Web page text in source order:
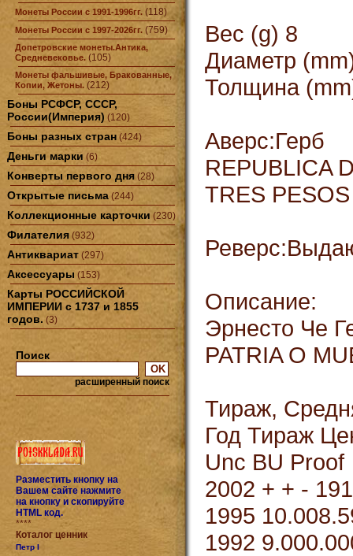
Монеты России с 1991-1996гг. (118)
Монеты России с 1997-2026гг. (759)
Допетровские монеты.Антика,
Средневековье. (105)
Монеты фальшивые, Бракованные,
Копии, Жетоны. (212)
Боны РСФСР, СССР,
России(Империя) (120)
Боны разных стран (424)
Деньги марки (6)
Конверты первого дня (28)
Открытые письма (244)
Коллекционные карточки (230)
Филателия (932)
Антиквариат (297)
Аксессуары (153)
Карты РОССИЙСКОЙ
ИМПЕРИИ с 1737 и 1855
годов. (3)
Поиск
расширенный поиск
Разместить кнопку на
Вашем сайте нажмите
на кнопку и скопируйте
HTML код.
****
Коталог ценник
Петр I
Вес (g) 8
Диаметр
Толщина
Аверс:Герб
REPUBLICA
TRES PESOS
Описание:
Эрнесто Че
PATRIA O
Тираж,
Год Тираж
Unc BU Proof
2002 + + - 191
1995
1992